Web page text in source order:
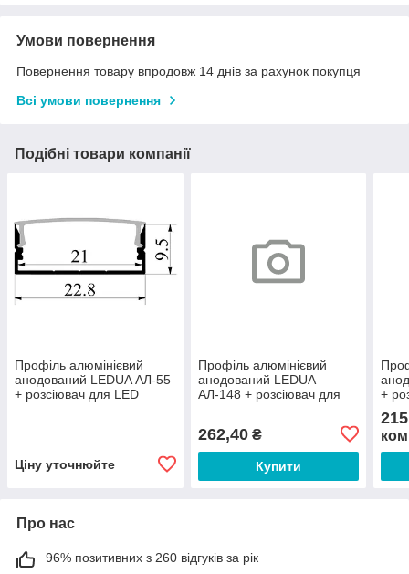
Умови повернення
Повернення товару впродовж 14 днів за рахунок покупця
Всі умови повернення
Подібні товари компанії
Профіль алюмінієвий
анодований LEDUA АЛ-55
+ розсіювач для LED
Ціну уточнюйте
Профіль алюмінієвий
анодований LEDUA
АЛ-148 + розсіювач для
262,40₴
Купити
+
Про нас
96% позитивних з 260 відгуків за рік